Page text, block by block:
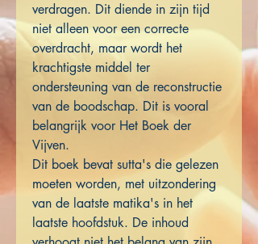
verdragen. Dit diende in zijn tijd
niet alleen voor een correcte
overdracht, maar wordt het
krachtigste middel ter
ondersteuning van de reconstructie
van de boodschap. Dit is vooral
belangrijk voor Het Boek der
Vijven.
Dit boek bevat sutta's die gelezen
moeten worden, met uitzondering
van de laatste matika's in het
laatste hoofdstuk. De inhoud